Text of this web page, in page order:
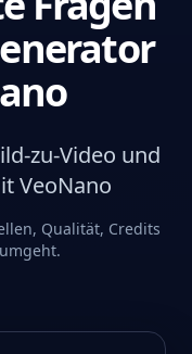
zu-Video und
VeoNano
Qualität, Credits